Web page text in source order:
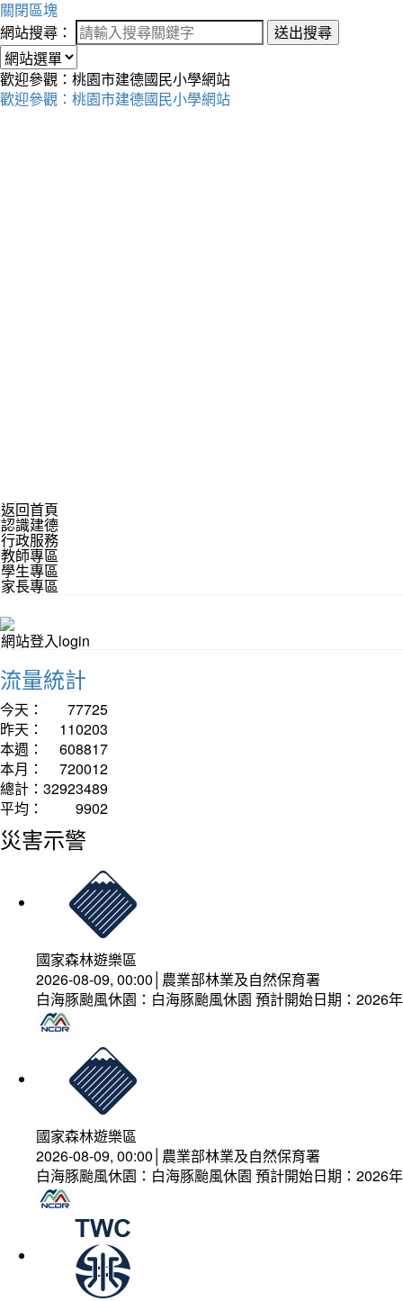
關閉區塊
網站搜尋：
送出搜尋
歡迎參觀：桃園市建德國民小學網站
歡迎參觀：桃園市建德國民小學網站
返回首頁
認識建德
行政服務
教師專區
學生專區
家長專區
網站登入login
流量統計
今天：
77725
昨天：
110203
本週：
608817
本月：
720012
總計： 32923489
平均：
9902
災害示警
國家森林遊樂區
2026-08-09, 00:00│農業部林業及自然保育署
白海豚颱風休園：白海豚颱風休園 預計開始日期：2026
國家森林遊樂區
2026-08-09, 00:00│農業部林業及自然保育署
白海豚颱風休園：白海豚颱風休園 預計開始日期：2026